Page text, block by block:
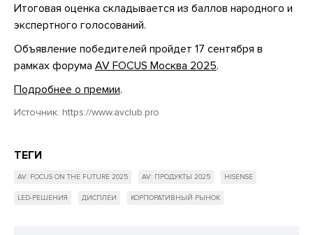
Итоговая оценка складывается из баллов народного и
экспертного голосований.
Объявление победителей пройдет 17 сентября в
рамках форума AV FOCUS Москва 2025.
Подробнее о премии.
Источник: https://www.avclub.pro
ТЕГИ
AV: FOCUS ON THE FUTURE 2025 AV: ПРОДУКТЫ 2025 HISENSE
LED-РЕШЕНИЯ ДИСПЛЕИ КОРПОРАТИВНЫЙ РЫНОК